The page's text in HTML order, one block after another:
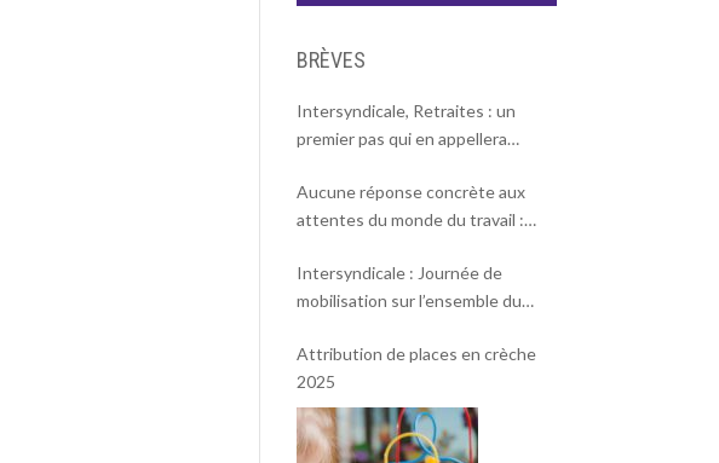
BRÈVES
Intersyndicale, Retraites : un
premier pas qui en appellera
Aucune réponse concrète aux
attentes du monde du travail :
mobilisation massive le 2 octobre !
Intersyndicale : Journée de
mobilisation sur l’ensemble du
Attribution de places en crèche
2025